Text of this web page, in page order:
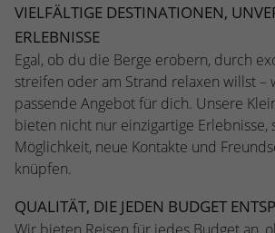
VIELFÄLTIGE DESTINATIONEN,
ERLEBNISSE
Egal, ob du die Berge erobern, durch
streifen oder am Strand relaxen willst –
passende Angebot für dich. Unsere
bieten nicht nur einzigartige Erlebnisse,
Möglichkeit, neue Kontakte und
knüpfen.
QUALITÄT, DIE JEDEN BUDGET
Name
Anbieter TYPO3
Laufzeit Sitzungsende
Zweck
Logins die Session-
Benutzer
Name _ga
Anbieter Google Analytics
Laufzeit 2 Jahre
Zweck
Dieses Cookie wird
installiert. Das
Analysebericht der
Cookie-